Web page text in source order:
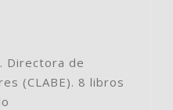
Directora de
(CLABE). 8 libros